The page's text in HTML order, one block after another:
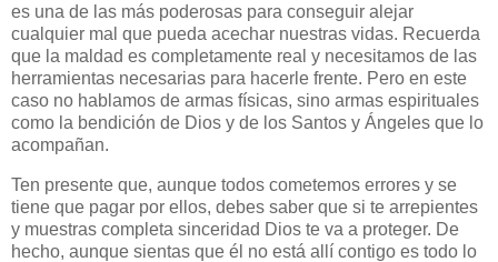
es una de las más poderosas para conseguir alejar
cualquier mal que pueda acechar nuestras vidas. Recuerda
que la maldad es completamente real y necesitamos de las
herramientas necesarias para hacerle frente. Pero en este
caso no hablamos de armas físicas, sino armas espirituales
como la bendición de Dios y de los Santos y Ángeles que lo
acompañan.
Ten presente que, aunque todos cometemos errores y se
tiene que pagar por ellos, debes saber que si te arrepientes
y muestras completa sinceridad Dios te va a proteger. De
hecho, aunque sientas que él no está allí contigo es todo lo